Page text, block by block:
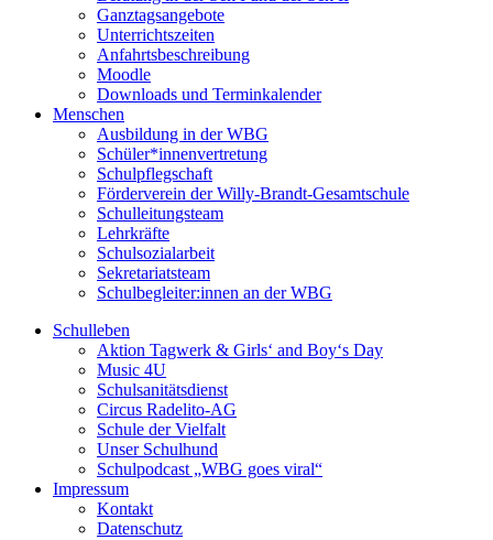
Ganztagsangebote
Unterrichtszeiten
Anfahrtsbeschreibung
Moodle
Downloads und Terminkalender
Menschen
Ausbildung in der WBG
Schüler*innenvertretung
Schulpflegschaft
Förderverein der Willy-Brandt-Gesamtschule
Schulleitungsteam
Lehrkräfte
Schulsozialarbeit
Sekretariatsteam
Schulbegleiter:innen an der WBG
Schulleben
Aktion Tagwerk & Girls‘ and Boy‘s Day
Music 4U
Schulsanitätsdienst
Circus Radelito-AG
Schule der Vielfalt
Unser Schulhund
Schulpodcast „WBG goes viral“
Impressum
Kontakt
Datenschutz